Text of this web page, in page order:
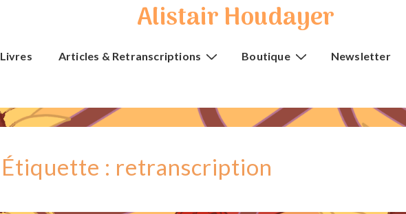
Alistair Houdayer
Livres Articles & Retranscriptions Boutique Newsletter
Étiquette : retranscription